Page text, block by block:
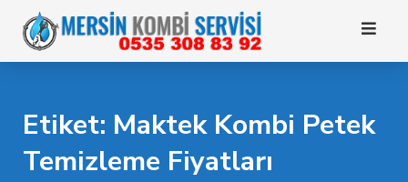
content
Etiket: Maktek Kombi Petek
Temizleme Fiyatları